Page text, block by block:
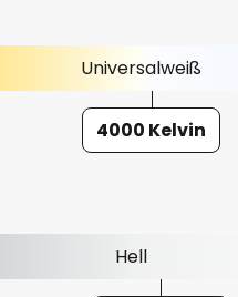
Universalweiß
4000 Kelvin
Hell